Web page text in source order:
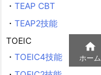
・ TEAP CBT
・ TEAP2技能
TOEIC
・ TOEIC4技能

ホーム